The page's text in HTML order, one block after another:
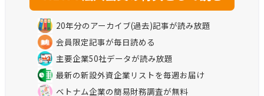
20年分のアーカイブ(過去)記事が読み放題
会員限定記事が毎日読める
主要企業50社データが読み放題
最新の新設外資企業リストを毎週お届け
ベトナム企業の簡易財務調査が無料